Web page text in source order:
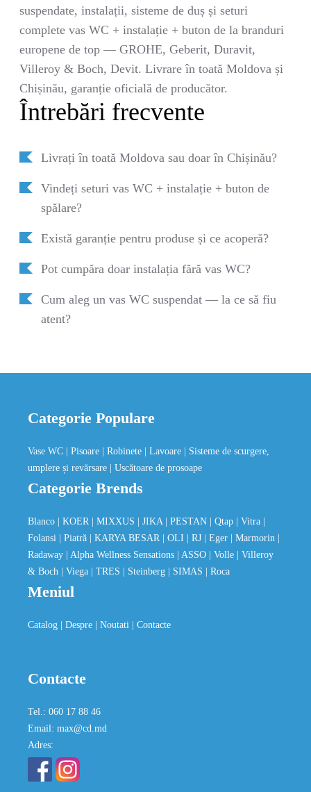
suspendate, instalații, sisteme de duș și seturi
complete vas WC + instalație + buton de la branduri
europene de top — GROHE, Geberit, Duravit,
Villeroy & Boch, Devit. Livrare în toată Moldova și
Chișinău, garanție oficială de producător.
Întrebări frecvente
Livrați în toată Moldova sau doar în Chișinău?
Vindeți seturi vas WC + instalație + buton de
spălare?
Există garanție pentru produse și ce acoperă?
Pot cumpăra doar instalația fără vas WC?
Cum aleg un vas WC suspendat — la ce să fiu
atent?
Categorie Populare
Vase WC | Pisoare | Robinete | Lavoare
| Sisteme de scurgere,
umplere și revărsare
| Uscătoare de prosoape
Categorie Brends
Blanco | KOER | MIXXUS | JIKA | PESTAN | Qtap | Vitra
Folansi
| Piatră | KARYA BESAR | OLI | RJ | Eger | Marmorin
Radaway
| Alpha Wellness Sensations | ASSO | Volle
| Villeroy
& Boch
| Viega | TRES | Steinberg | SIMAS | Roca
Meniul
Catalog | Despre | Noutati | Contacte
Contacte
Tel.: 060 17 88 46
Email: max@cd.md
Adres: